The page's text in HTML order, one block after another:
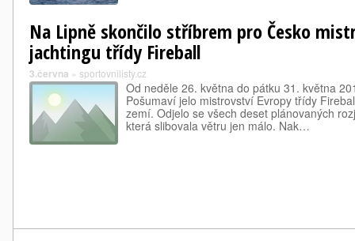
Na Lipně skončilo stříbrem pro Česko
jachtingu třídy Fireball
3.června » sportovnilisty.cz
Od neděle 26. května do pátku 31. května
Pošumaví jelo mistrovství Evropy třídy
zemí. Odjelo se všech deset plánovaných
která slibovala větru jen málo. Nak…